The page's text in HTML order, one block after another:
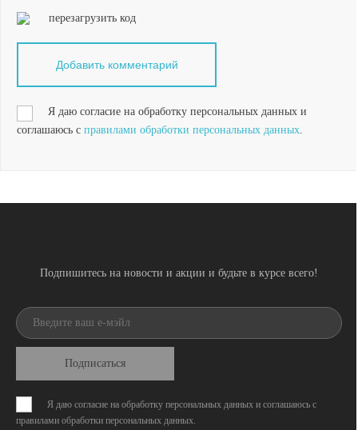
перезагрузить код
Я даю согласие на обработку персональных данных и
соглашаюсь с правилами обработки персональных данных
Подпишитесь на новости и акции и будьте в курсе всего!
Подписаться
Я даю согласие на обработку персональных данных и соглашаюсь с
правилами обработки персональных данных.